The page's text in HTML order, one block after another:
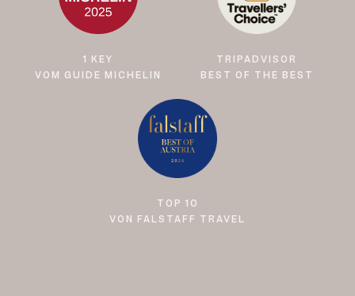
1 KEY
VOM GUIDE MICHELIN
TRIPADVISOR
BEST OF THE BEST
TOP 10
VON FALSTAFF TRAVEL